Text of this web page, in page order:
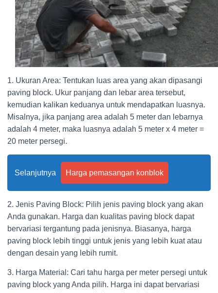
1. Ukuran Area: Tentukan luas area yang akan dipasangi
paving block. Ukur panjang dan lebar area tersebut,
kemudian kalikan keduanya untuk mendapatkan luasnya.
Misalnya, jika panjang area adalah 5 meter dan lebarnya
adalah 4 meter, maka luasnya adalah 5 meter x 4 meter =
20 meter persegi.
Selanjutnya Harga pemasangan konblok
2. Jenis Paving Block: Pilih jenis paving block yang akan
Anda gunakan. Harga dan kualitas paving block dapat
bervariasi tergantung pada jenisnya. Biasanya, harga
paving block lebih tinggi untuk jenis yang lebih kuat atau
dengan desain yang lebih rumit.
3. Harga Material: Cari tahu harga per meter persegi untuk
paving block yang Anda pilih. Harga ini dapat bervariasi